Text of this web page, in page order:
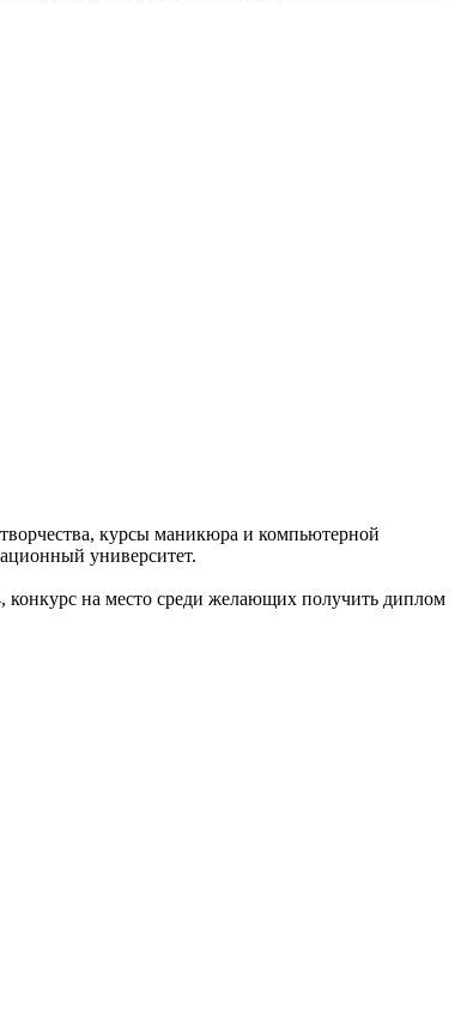
курсы маникюра и компьютерной
университет.
на место среди желающих получить диплом